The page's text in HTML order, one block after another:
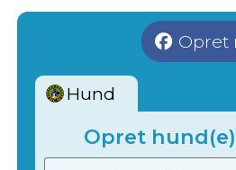
Opret
Hund
Opret hund(e)